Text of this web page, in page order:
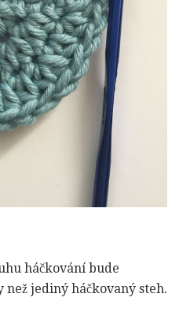
háčkování bude
jediný háčkovaný steh.